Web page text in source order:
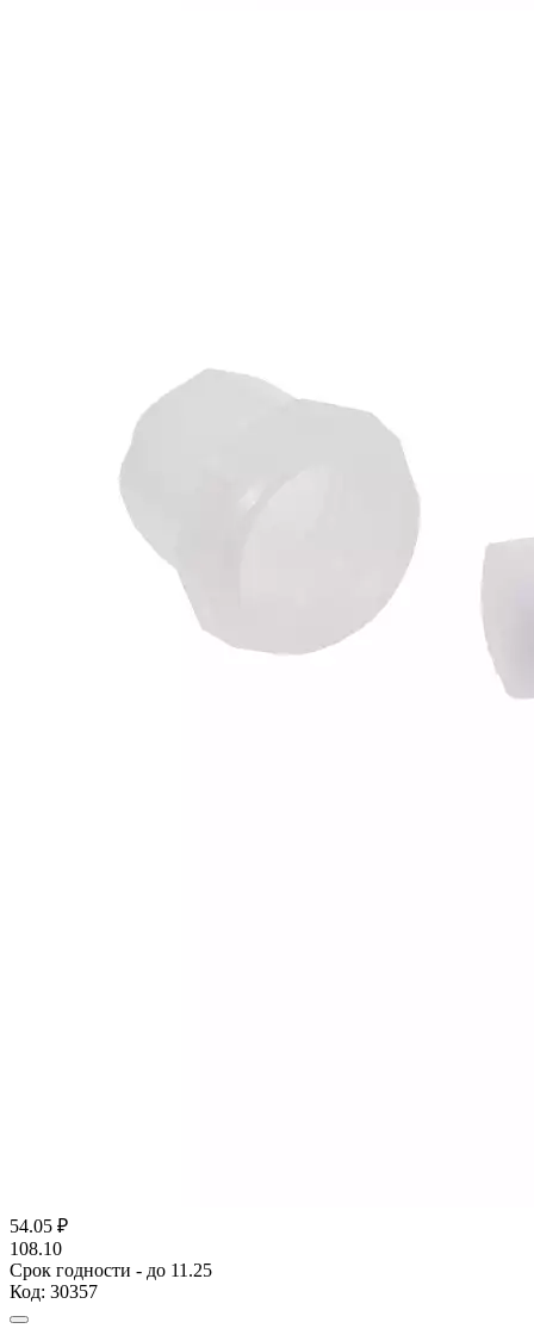
54.05 ₽
108.10
Срок годности - до 11.25
Код: 30357